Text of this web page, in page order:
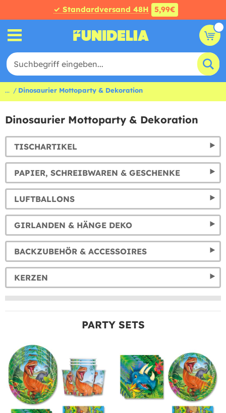
✓ Standardversand 48H 5,99€
... Dinosaurier Mottoparty & Dekoration
Dinosaurier Mottoparty & Dekoration
TISCHARTIKEL
PAPIER, SCHREIBWAREN & GESCHENKE
LUFTBALLONS
GIRLANDEN & HÄNGE DEKO
BACKZUBEHÖR & ACCESSOIRES
KERZEN
PARTY SETS